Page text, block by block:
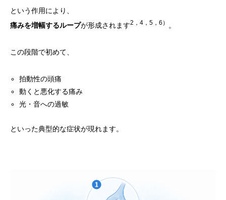
という作用により、
痛みを増幅するループが形成されます2，4，5，6） 。
この段階で初めて、
拍動性の頭痛
動くと悪化する痛み
光・音への過敏
といった典型的な症状が現れます。